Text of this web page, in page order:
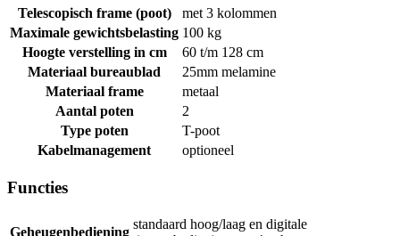
Telescopisch frame (poot)
met 3 kolommen
Maximale gewichtsbelasting 100 kg
Hoogte verstelling in cm
60 t/m 128 cm
Materiaal bureaublad
25mm melamine
Materiaal frame
metaal
Aantal poten
2
Type poten
T-poot
Kabelmanagement
optioneel
Functies
Geheugenbediening
standaard hoog/laag en digitale